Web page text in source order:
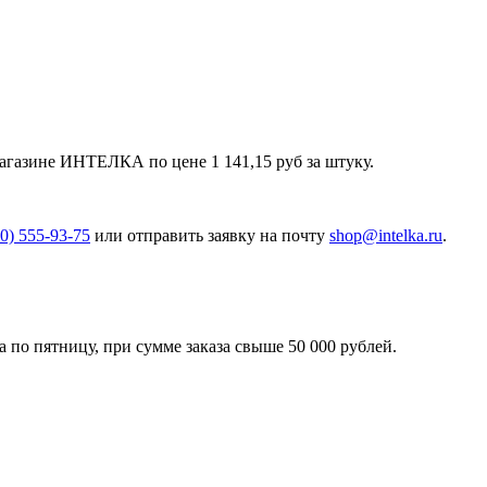
ИНТЕЛКА по цене 1 141,15 руб за штуку.
555-93-75 или отправить заявку на почту shop@intelka.ru.
по пятницу, при сумме заказа свыше 50 000 рублей.